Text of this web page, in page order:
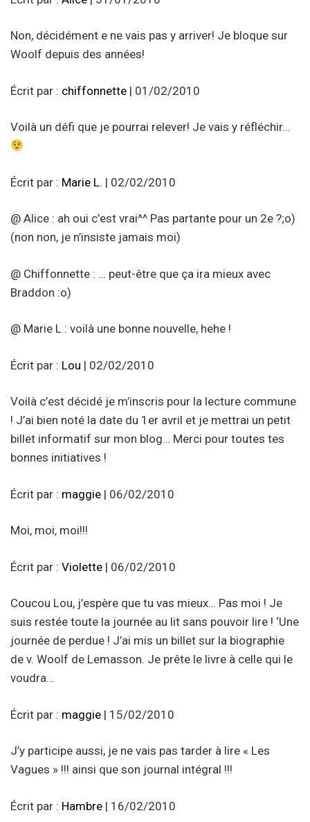
Non, décidément e ne vais pas y arriver! Je bloque sur
Woolf depuis des années!
Écrit par : chiffonnette | 01/02/2010
Voilà un défi que je pourrai relever! Je vais y réfléchir…
Écrit par : Marie L. | 02/02/2010
@ Alice : ah oui c’est vrai^^ Pas partante pour un 2e ?;o)
(non non, je n’insiste jamais moi)
@ Chiffonnette : … peut-être que ça ira mieux avec
Braddon :o)
@ Marie L : voilà une bonne nouvelle, hehe !
Écrit par : Lou | 02/02/2010
Voilà c’est décidé je m’inscris pour la lecture commune
! J’ai bien noté la date du 1er avril et je mettrai un petit
billet informatif sur mon blog… Merci pour toutes tes
bonnes initiatives !
Écrit par : maggie | 06/02/2010
Moi, moi, moi!!!
Écrit par : Violette | 06/02/2010
Coucou Lou, j’espère que tu vas mieux… Pas moi ! Je
suis restée toute la journée au lit sans pouvoir lire ! ‘Une
journée de perdue ! J’ai mis un billet sur la biographie
de v. Woolf de Lemasson. Je prête le livre à celle qui le
voudra…
Écrit par : maggie | 15/02/2010
J’y participe aussi, je ne vais pas tarder à lire « Les
Vagues » !!! ainsi que son journal intégral !!!
Écrit par : Hambre | 16/02/2010